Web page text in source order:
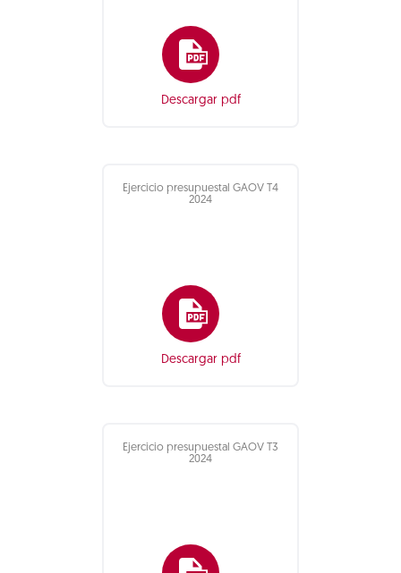
Descargar pdf
Ejercicio presupuestal GAOV T4
2024
Descargar pdf
Ejercicio presupuestal GAOV T3
2024